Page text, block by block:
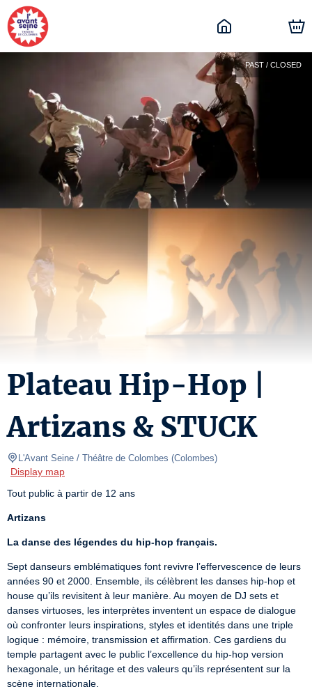
PAST / CLOSED
Plateau Hip-Hop |
Artizans & STUCK
L'Avant Seine / Théâtre de Colombes (Colombes)
Display map
Tout public à partir de 12 ans
Artizans
La danse des légendes du hip-hop français.
Sept danseurs emblématiques font revivre l’effervescence de leurs
années 90 et 2000. Ensemble, ils célèbrent les danses hip-hop et
house qu’ils revisitent à leur manière. Au moyen de DJ sets et
danses virtuoses, les interprètes inventent un espace de dialogue
où confronter leurs inspirations, styles et identités dans une triple
logique : mémoire, transmission et affirmation. Ces gardiens du
temple partagent avec le public l’excellence du hip-hop version
hexagonale, un héritage et des valeurs qu’ils représentent sur la
scène internationale.